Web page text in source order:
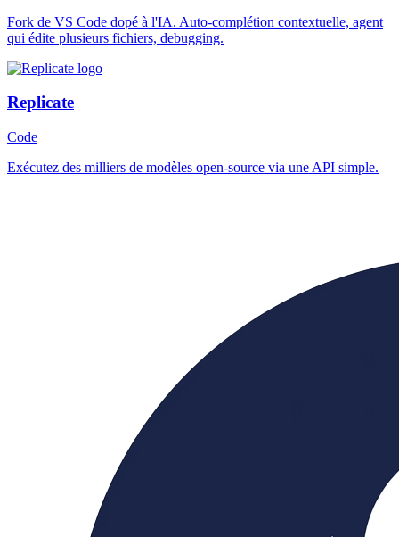
Fork de VS Code dopé à l'IA. Auto-complétion contextuelle, agent
qui édite plusieurs fichiers, debugging.
Replicate
Code
Exécutez des milliers de modèles open-source via une API simple.